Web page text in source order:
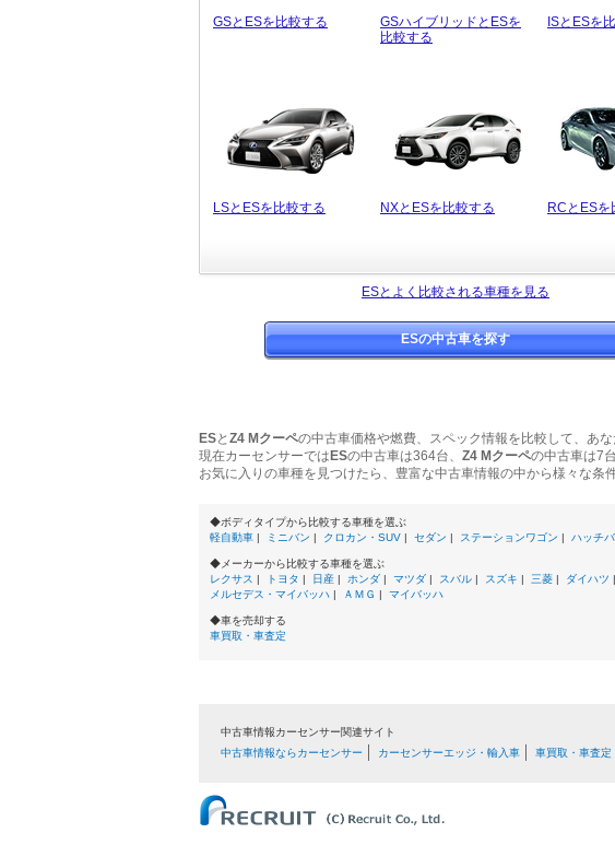
GSとESを比較する
GSハイブリッドとESを
比較する
ISとESを
LSとESを比較する NXとESを比較する RCとESを
ESとよく比較される車種を見る
ESの中古車を探す
ESと Z4 Mクーペの中古車価格や燃費、スペック情報を比較して、あな
現在カーセンサーでは ESの中古車は364台、 Z4 Mクーペの中古車は7
お気に入りの車種を見つけたら、豊富な中古車情報の中から様々な
◆ボディタイプから比較する車種を選ぶ
軽自動車 | ミニバン | クロカン・SUV | セダン | ステーションワゴン | ハッチ
◆メーカーから比較する車種を選ぶ
レクサス | トヨタ | 日産 | ホンダ | マツダ | スバル | スズキ | 三菱 | ダイハツ |
メルセデス・マイバッハ | ＡＭＧ | マイバッハ
◆車を売却する
車買取・車査定
中古車情報カーセンサー関連サイト
中古車情報ならカーセンサー
カーセンサーエッジ・輸入車 車買取・車査定